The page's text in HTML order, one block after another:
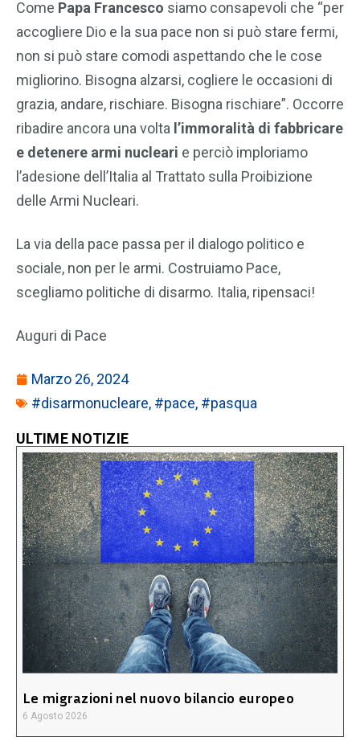
Come Papa Francesco siamo consapevoli che “per
accogliere Dio e la sua pace non si può stare fermi,
non si può stare comodi aspettando che le cose
migliorino. Bisogna alzarsi, cogliere le occasioni di
grazia, andare, rischiare. Bisogna rischiare”. Occorre
ribadire ancora una volta l’immoralità di fabbricare
e detenere armi nucleari e perciò imploriamo
l’adesione dell’Italia al Trattato sulla Proibizione
delle Armi Nucleari.
La via della pace passa per il dialogo politico e
sociale, non per le armi. Costruiamo Pace,
scegliamo politiche di disarmo. Italia, ripensaci!
Auguri di Pace
Marzo 26, 2024
#disarmonucleare, #pace, #pasqua
ULTIME NOTIZIE
Le migrazioni nel nuovo bilancio europeo
6 Agosto 2026